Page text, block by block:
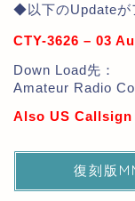
◆以下のUpdateが
CTY-3626 – 03
Down Load先：
Amateur Radio
Also US Callsign
復刻版